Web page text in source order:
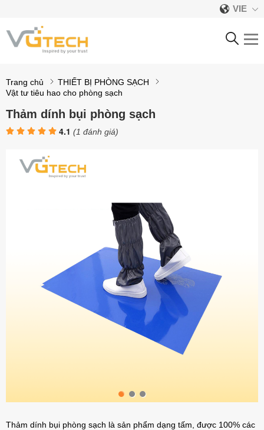
VIE
PHÒNG SẠCH
Trang chủ
THIẾT BỊ PHÒNG SẠCH
Vật tư tiêu hao cho phòng sạch
Thảm dính bụi phòng sạch
4.1 (1 đánh giá)
Thảm dính bụi phòng sạch là sản phẩm dạng tấm, được 100% các